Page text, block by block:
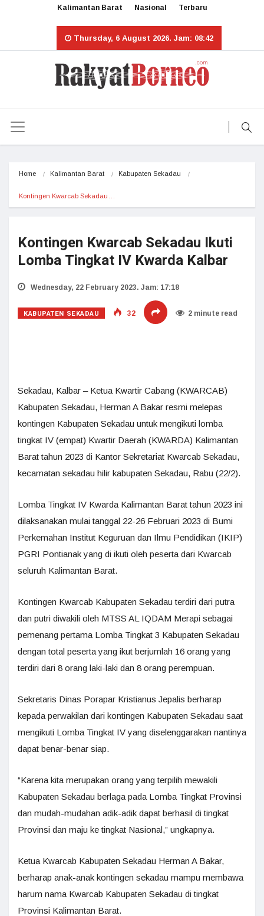
Kalimantan Barat Nasional Terbaru
Thursday, 6 August 2026. Jam: 08:42
Home Kalimantan Barat Kabupaten Sekadau
Kontingen Kwarcab Sekadau…
Kontingen Kwarcab Sekadau Ikuti
Lomba Tingkat IV Kwarda Kalbar
Wednesday, 22 February 2023. Jam: 17:18
KABUPATEN SEKADAU 32 2 minute read
Sekadau, Kalbar – Ketua Kwartir Cabang (KWARCAB)
Kabupaten Sekadau, Herman A Bakar resmi melepas
kontingen Kabupaten Sekadau untuk mengikuti lomba
tingkat IV (empat) Kwartir Daerah (KWARDA) Kalimantan
Barat tahun 2023 di Kantor Sekretariat Kwarcab Sekadau,
kecamatan sekadau hilir kabupaten Sekadau, Rabu (22/2).
Lomba Tingkat IV Kwarda Kalimantan Barat tahun 2023 ini
dilaksanakan mulai tanggal 22-26 Februari 2023 di Bumi
Perkemahan Institut Keguruan dan Ilmu Pendidikan (IKIP)
PGRI Pontianak yang di ikuti oleh peserta dari Kwarcab
seluruh Kalimantan Barat.
Kontingen Kwarcab Kabupaten Sekadau terdiri dari putra
dan putri diwakili oleh MTSS AL IQDAM Merapi sebagai
pemenang pertama Lomba Tingkat 3 Kabupaten Sekadau
dengan total peserta yang ikut berjumlah 16 orang yang
terdiri dari 8 orang laki-laki dan 8 orang perempuan.
Sekretaris Dinas Porapar Kristianus Jepalis berharap
kepada perwakilan dari kontingen Kabupaten Sekadau saat
mengikuti Lomba Tingkat IV yang diselenggarakan nantinya
dapat benar-benar siap.
“Karena kita merupakan orang yang terpilih mewakili
Kabupaten Sekadau berlaga pada Lomba Tingkat Provinsi
dan mudah-mudahan adik-adik dapat berhasil di tingkat
Provinsi dan maju ke tingkat Nasional,” ungkapnya.
Ketua Kwarcab Kabupaten Sekadau Herman A Bakar,
berharap anak-anak kontingen sekadau mampu membawa
harum nama Kwarcab Kabupaten Sekadau di tingkat
Provinsi Kalimantan Barat.